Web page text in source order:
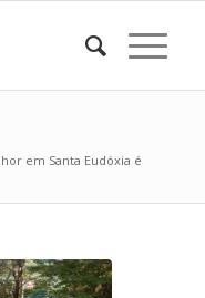
em Santa Eudóxia é